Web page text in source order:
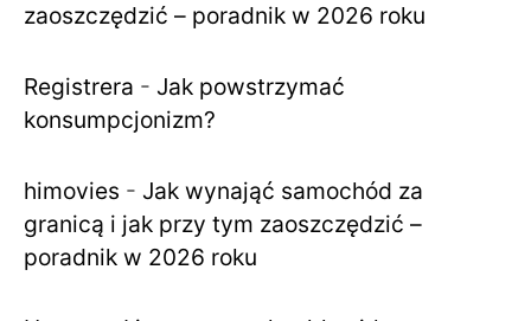
zaoszczędzić – poradnik w 2026 roku
Registrera - Jak powstrzymać
konsumpcjonizm?
himovies - Jak wynająć samochód za
granicą i jak przy tym zaoszczędzić –
poradnik w 2026 roku